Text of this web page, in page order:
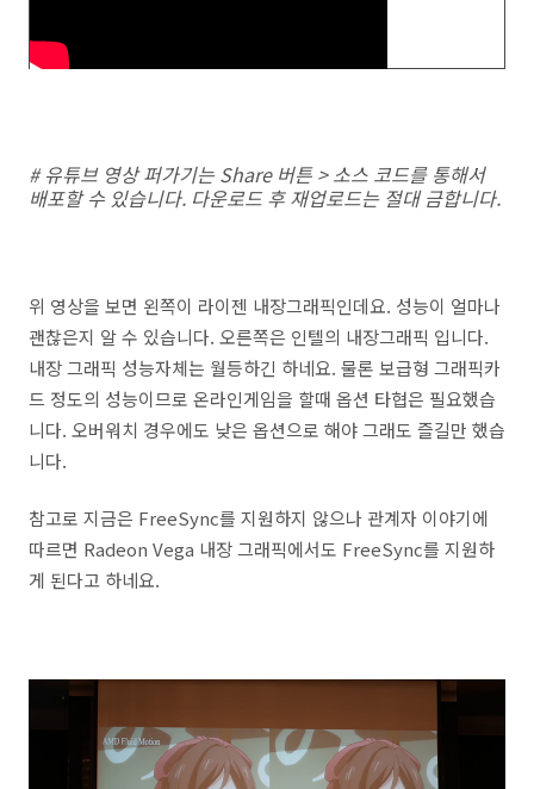
# 유튜브 영상 퍼가기는 Share 버튼 > 소스 코드를 통해서
배포할 수 있습니다. 다운로드 후 재업로드는 절대 금합니다.
위 영상을 보면 왼쪽이 라이젠 내장그래픽인데요. 성능이 얼마나
괜찮은지 알 수 있습니다. 오른쪽은 인텔의 내장그래픽 입니다.
내장 그래픽 성능자체는 월등하긴 하네요. 물론 보급형 그래픽카
드 정도의 성능이므로 온라인게임을 할때 옵션 타협은 필요했습
니다. 오버워치 경우에도 낮은 옵션으로 해야 그래도 즐길만 했습
니다.
참고로 지금은 FreeSync를 지원하지 않으나 관계자 이야기에
따르면 Radeon Vega 내장 그래픽에서도 FreeSync를 지원하
게 된다고 하네요.